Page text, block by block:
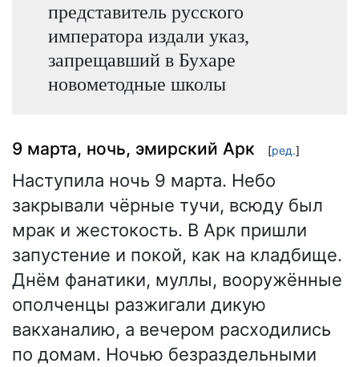
представитель русского
императора издали указ,
запрещавший в Бухаре
новометодные школы
9 марта, ночь, эмирский Арк [ред.]
Наступила ночь 9 марта. Небо
закрывали чёрные тучи, всюду был
мрак и жестокость. В Арк пришли
запустение и покой, как на кладбище.
Днём фанатики, муллы, вооружённые
ополченцы разжигали дикую
вакханалию, а вечером расходились
по домам. Ночью безраздельными